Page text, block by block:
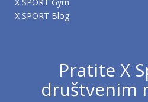
X SPORT Blog
Pratite X
društvenim